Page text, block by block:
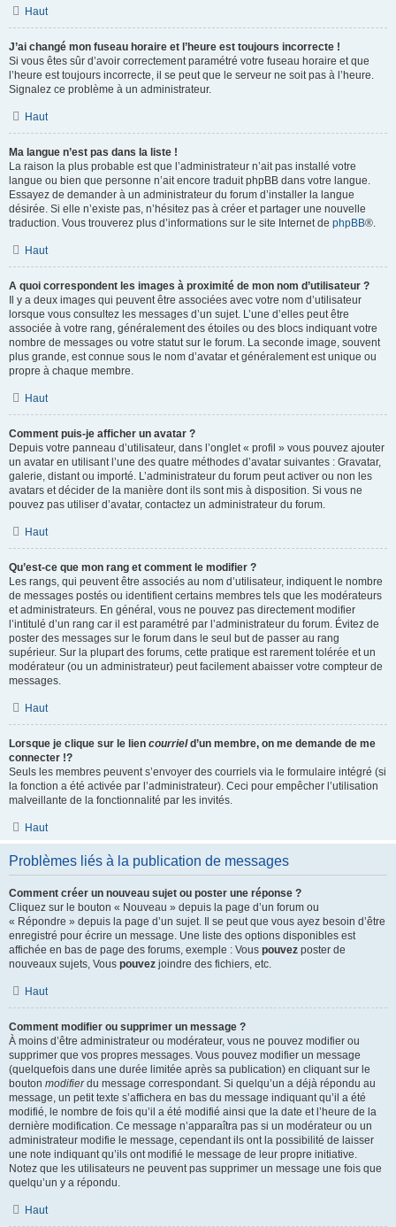
Haut
J’ai changé mon fuseau horaire et l’heure est toujours incorrecte !
Si vous êtes sûr d’avoir correctement paramétré votre fuseau horaire et que
l’heure est toujours incorrecte, il se peut que le serveur ne soit pas à l’heure.
Signalez ce problème à un administrateur.
Haut
Ma langue n’est pas dans la liste !
La raison la plus probable est que l’administrateur n’ait pas installé votre
langue ou bien que personne n’ait encore traduit phpBB dans votre langue.
Essayez de demander à un administrateur du forum d’installer la langue
désirée. Si elle n’existe pas, n’hésitez pas à créer et partager une nouvelle
traduction. Vous trouverez plus d’informations sur le site Internet de phpBB®.
Haut
A quoi correspondent les images à proximité de mon nom d’utilisateur ?
Il y a deux images qui peuvent être associées avec votre nom d’utilisateur
lorsque vous consultez les messages d’un sujet. L’une d’elles peut être
associée à votre rang, généralement des étoiles ou des blocs indiquant votre
nombre de messages ou votre statut sur le forum. La seconde image, souvent
plus grande, est connue sous le nom d’avatar et généralement est unique ou
propre à chaque membre.
Haut
Comment puis-je afficher un avatar ?
Depuis votre panneau d’utilisateur, dans l’onglet « profil » vous pouvez ajouter
un avatar en utilisant l’une des quatre méthodes d’avatar suivantes : Gravatar,
galerie, distant ou importé. L’administrateur du forum peut activer ou non les
avatars et décider de la manière dont ils sont mis à disposition. Si vous ne
pouvez pas utiliser d’avatar, contactez un administrateur du forum.
Haut
Qu’est-ce que mon rang et comment le modifier ?
Les rangs, qui peuvent être associés au nom d’utilisateur, indiquent le nombre
de messages postés ou identifient certains membres tels que les modérateurs
et administrateurs. En général, vous ne pouvez pas directement modifier
l’intitulé d’un rang car il est paramétré par l’administrateur du forum. Évitez de
poster des messages sur le forum dans le seul but de passer au rang
supérieur. Sur la plupart des forums, cette pratique est rarement tolérée et un
modérateur (ou un administrateur) peut facilement abaisser votre compteur de
messages.
Haut
Lorsque je clique sur le lien courrield’un membre, on me demande de me
connecter !?
Seuls les membres peuvent s’envoyer des courriels via le formulaire intégré (si
la fonction a été activée par l’administrateur). Ceci pour empêcher l’utilisation
malveillante de la fonctionnalité par les invités.
Haut
Problèmes liés à la publication de messages
Comment créer un nouveau sujet ou poster une réponse ?
Cliquez sur le bouton « Nouveau » depuis la page d’un forum ou
« Répondre » depuis la page d’un sujet. Il se peut que vous ayez besoin d’être
enregistré pour écrire un message. Une liste des options disponibles est
affichée en bas de page des forums, exemple : Vous pouvez poster de
nouveaux sujets, Vous pouvez joindre des fichiers, etc.
Haut
Comment modifier ou supprimer un message ?
À moins d’être administrateur ou modérateur, vous ne pouvez modifier ou
supprimer que vos propres messages. Vous pouvez modifier un message
(quelquefois dans une durée limitée après sa publication) en cliquant sur le
bouton modifierdu message correspondant. Si quelqu’un a déjà répondu au
message, un petit texte s’affichera en bas du message indiquant qu’il a été
modifié, le nombre de fois qu’il a été modifié ainsi que la date et l’heure de la
dernière modification. Ce message n’apparaîtra pas si un modérateur ou un
administrateur modifie le message, cependant ils ont la possibilité de laisser
une note indiquant qu’ils ont modifié le message de leur propre initiative.
Notez que les utilisateurs ne peuvent pas supprimer un message une fois que
quelqu’un y a répondu.
Haut